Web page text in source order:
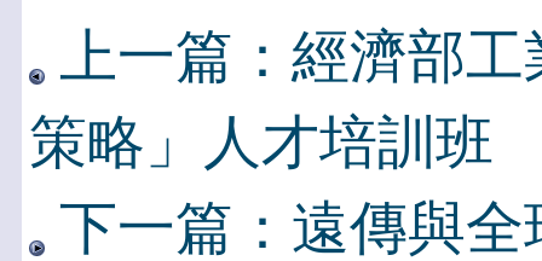
上一篇：經濟部
策略」人才培訓班
下一篇：遠傳與